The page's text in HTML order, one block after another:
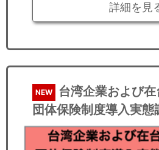
詳細を見
NEW
台湾企業および
団体保険制度導入実態